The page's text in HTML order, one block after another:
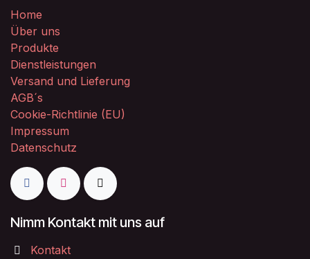
Home
Über uns
Produkte
Dienstleistungen
Versand und Lieferung
AGB´s
Cookie-Richtlinie (EU)
Impressum
Datenschutz
Nimm Kontakt mit uns auf
Kontakt